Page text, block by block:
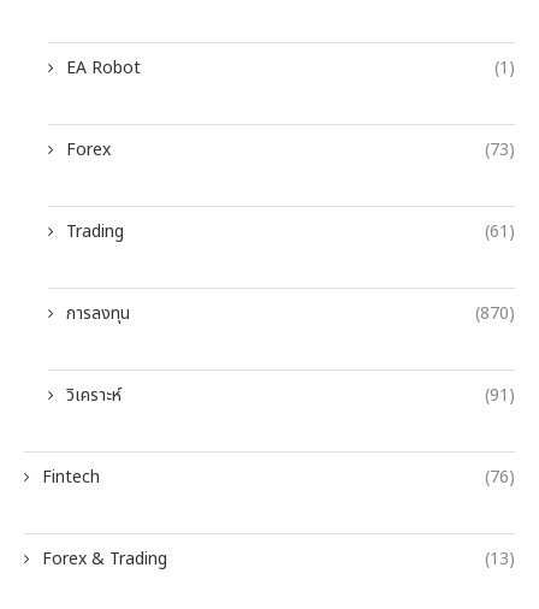
EA Robot (1)
Forex (73)
Trading (61)
การลงทุน (870)
วิเคราะห์ (91)
Fintech (76)
Forex & Trading (13)